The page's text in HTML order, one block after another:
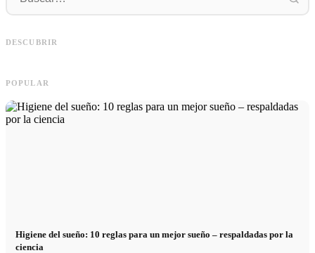
DESCUBRIR
hacia la carrera
POPULAR
Higiene del sueño: 10 reglas para un mejor sueño – respaldadas por la
ciencia